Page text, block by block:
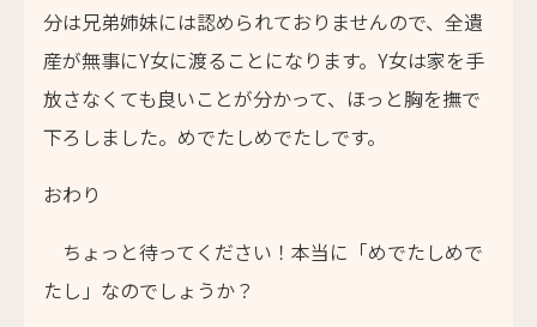
分は兄弟姉妹には認められておりませんので、全遺
産が無事にY女に渡ることになります。Y女は家を手
放さなくても良いことが分かって、ほっと胸を撫で
下ろしました。めでたしめでたしです。
おわり
ちょっと待ってください！本当に「めでたしめで
たし」なのでしょうか？